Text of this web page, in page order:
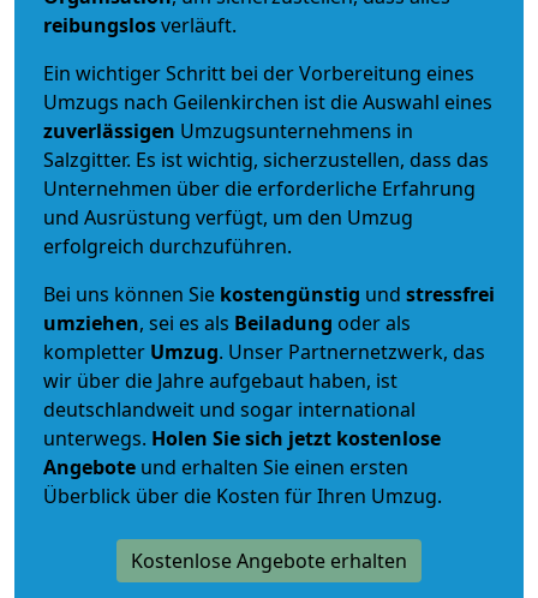
reibungslosverläuft.
Ein wichtiger Schritt bei der Vorbereitung eines
Umzugs nach Geilenkirchen ist die Auswahl eines
zuverlässigen Umzugsunternehmens in
Salzgitter. Es ist wichtig, sicherzustellen, dass das
Unternehmen über die erforderliche Erfahrung
und Ausrüstung verfügt, um den Umzug
erfolgreich durchzuführen.
Bei uns können Sie kostengünstig und stressfrei
umziehen, sei es als Beiladung oder als
kompletter Umzug. Unser Partnernetzwerk, das
wir über die Jahre aufgebaut haben, ist
deutschlandweit und sogar international
unterwegs. Holen Sie sich jetzt kostenlose
Angebote und erhalten Sie einen ersten
Überblick über die Kosten für Ihren Umzug.
Kostenlose Angebote erhalten